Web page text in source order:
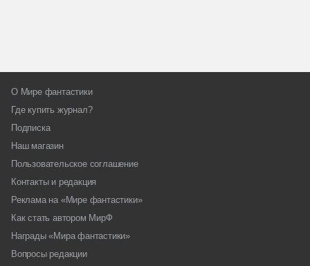
О Мире фантастики
Где купить журнал?
Подписка
Наш магазин
Пользовательское соглашение
Контакты и редакция
Реклама на «Мире фантастики»
Как стать автором МирФ
Награды «Мира фантастики»
Вопросы редакции